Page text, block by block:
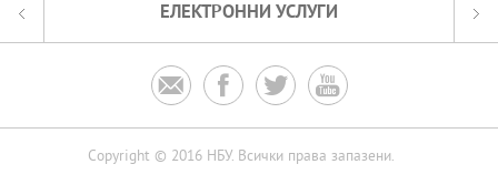
ЕЛЕКТРОННИ УСЛУГИ
   
Copyright © 2016 НБУ. Всички права запазени.